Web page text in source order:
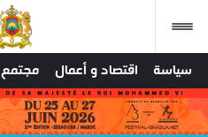
سياسة اقتصاد و أعمال مجتمع